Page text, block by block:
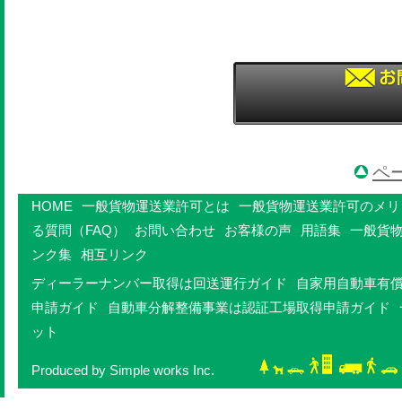
ペ
HOME 一般貨物運送業許可とは
一般貨物運送業許可のメ
る質問（FAQ）
お問い合わせ お客様の声 用語集 一般貨
ンク集 相互リンク
ディーラーナンバー取得は回送運行ガイド
自家用自動車有
申請ガイド
自動車分解整備事業は認証工場取得申請ガイド
ット
Produced by Simple works Inc.